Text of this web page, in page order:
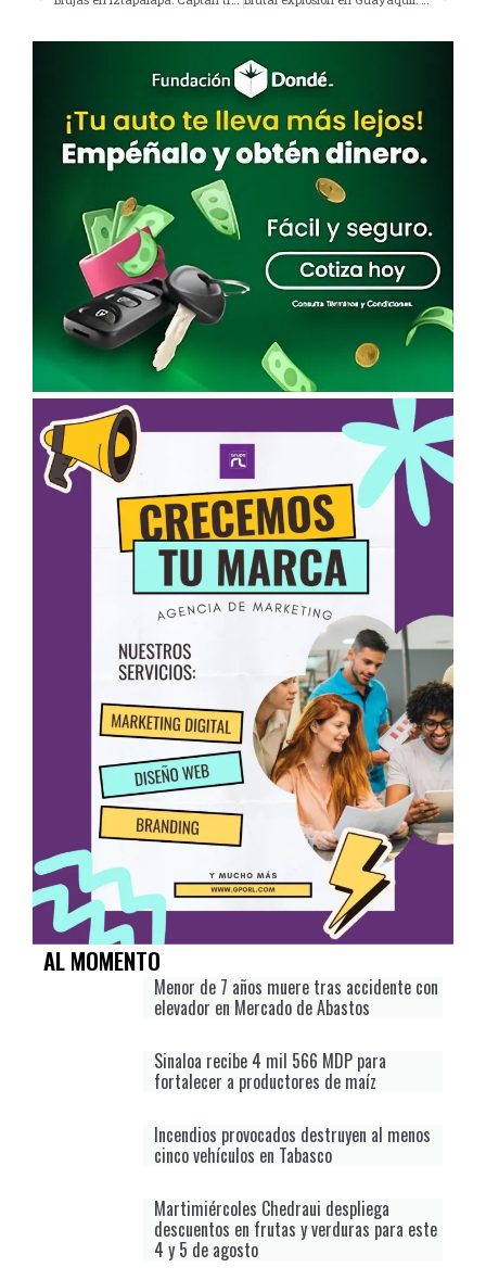
AL MOMENTO
Menor de 7 años muere tras accidente con
elevador en Mercado de Abastos
Sinaloa recibe 4 mil 566 MDP para
fortalecer a productores de maíz
Incendios provocados destruyen al menos
cinco vehículos en Tabasco
Martimiércoles Chedraui despliega
descuentos en frutas y verduras para este
4 y 5 de agosto